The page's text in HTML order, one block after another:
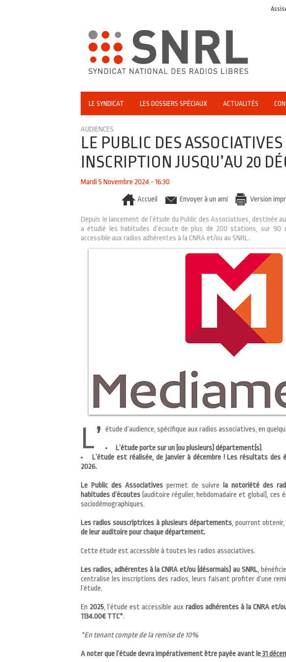
Assises
LE SYNDICAT LES DOSSIERS SPÉCIAUX ACTUALITÉS
AUDIENCES
LE PUBLIC DES ASSOCIATIVES
INSCRIPTION JUSQU’AU 20
Mardi 5 Novembre 2024 - 16:30
Accueil Envoyer à un ami Version
Depuis le lancement de l’étude du Public des Associatives, destinée
a étudié les habitudes d’écoute de plus de 200 stations, sur 90
accessible aux radios adhérentes à la CNRA et/ou au SNRL.
L’ étude d’audience, spécifique aux radios associatives, en
L’étude porte sur un (ou plusieurs) département(s).
L’étude est réalisée, de janvier à décembre ! Les résultats des
2026.
Le Public des Associatives permet de suivre la notoriété des
habitudes d’écoutes(auditoire régulier, hebdomadaire et global), ces
sociodémographiques.
Les radios souscriptrices à plusieurs départements, pourront obtenir,
de leur auditoire pour chaque département.
Cette étude est accessible à toutes les radios associatives.
Les radios, adhérentes à la CNRA et/ou (désormais) au SNRL,
centralise les inscriptions des radios, leurs faisant profiter d’une
l’étude.
En 2025, l’étude est accessible aux radios adhérentes à la CNRA et/
1134.00€ TTC*.
*En tenant compte de la remise de 10%
A noter que l’étude devra impérativement être payée avant le31